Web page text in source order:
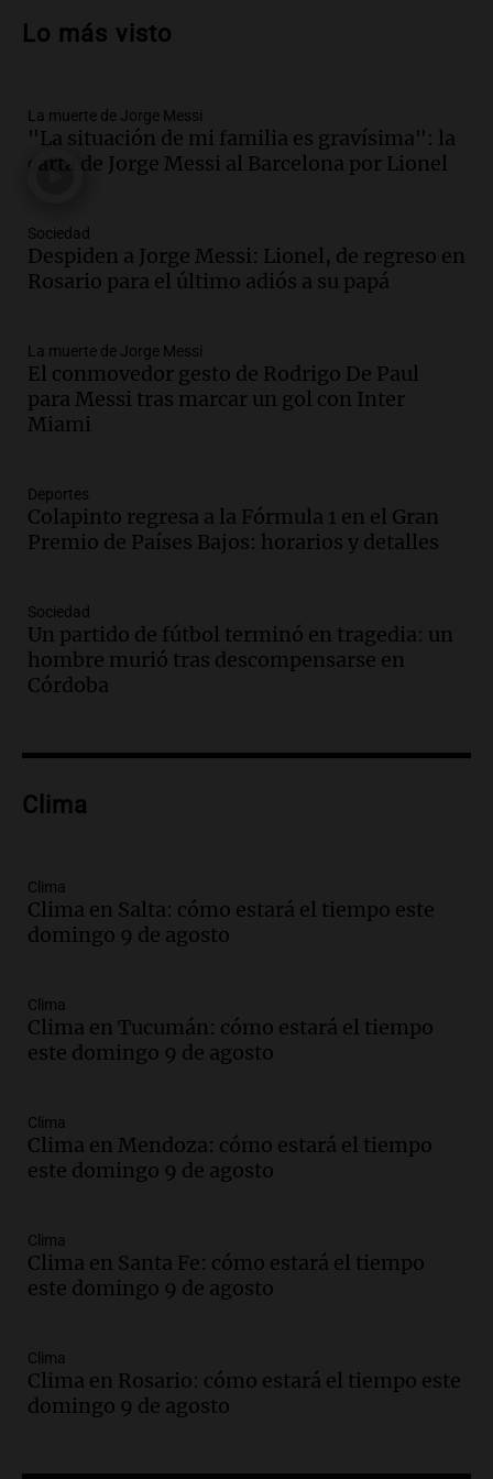
liquidez de 4 billones
Audio.La lección del Titanic y la
humildad en tiempos de tormenta
según San Ignacio de Loyola
Episodios
Audio. Tormentas y filtraciones: "El
agua entra por donde menos
Episodios
Audio.Nahuel Pennisi y la huella de
Mercedes Sosa: "La emoción es el filtro
máximo".
Episodios
Audio.Orellana Lucca celebró su peña
de folclore en Córdoba
Episodios
Audio.Trágico accidente en Mendoza:
un muerto y varios heridos tras caída de
Episodios
y cinco heridos tras caer dos autos desde
Audio.Messi llegará esta noche a
Rosario para acompañar a su familia
Audio.Ley de Propiedad Privada: el revés
en el Congreso expuso una debilidad
Episodios
Audio.Casabindo se prepara para una
Una mañana para todos
Episodios
Una mañana para todos
Episodios
metros del río Suquía y retiraron hasta
Lo más visto
La muerte de Jorge Messi
"La situación de mi familia es gravísima": la
carta de Jorge Messi al Barcelona por Lionel
Sociedad
Despiden a Jorge Messi: Lionel, de regreso en
Rosario para el último adiós a su papá
La muerte de Jorge Messi
El conmovedor gesto de Rodrigo De Paul
para Messi tras marcar un gol con Inter
Miami
Deportes
Colapinto regresa a la Fórmula 1 en el Gran
Premio de Países Bajos: horarios y detalles
Sociedad
Un partido de fútbol terminó en tragedia: un
hombre murió tras descompensarse en
Córdoba
Clima
Clima
Clima en Salta: cómo estará el tiempo este
domingo 9 de agosto
Clima
Clima en Tucumán: cómo estará el tiempo
este domingo 9 de agosto
Clima
Clima en Mendoza: cómo estará el tiempo
este domingo 9 de agosto
Clima
Clima en Santa Fe: cómo estará el tiempo
este domingo 9 de agosto
Clima
Clima en Rosario: cómo estará el tiempo este
domingo 9 de agosto